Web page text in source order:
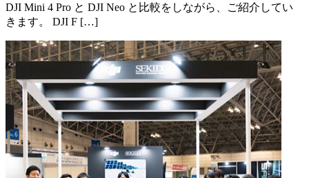
DJI Mini 4 Pro と DJI Neo と比較をしながら、ご紹介してい
きます。 DJI F […]